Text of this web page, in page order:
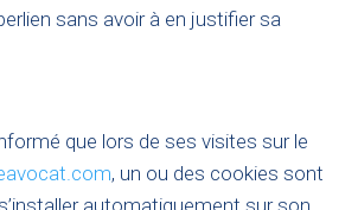
sans avoir à en justifier sa
que lors de ses visites sur le
, un ou des cookies sont
automatiquement sur son